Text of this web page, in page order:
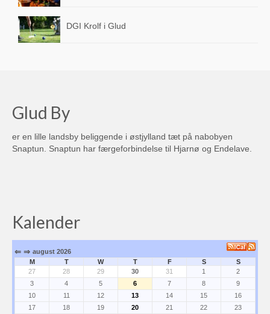
Renovation
Avisindsamling
Byggegrunde
Hjertestarter i området
Sejlplan til Hjarnø
Sejlplan til Endelave
Arkiv
Kalender
DGI Krolf i Glud
Glud By
er en lille landsby beliggende i østjylland tæt på nabobyen
Snaptun. Snaptun har færgeforbindelse til Hjarnø og Endelave.
Kalender
⇐ ⇒ august 2026
M
T W T F S
S
27
28 29 30 31 1
2
3
4 5 6 7 8
9
10
11 12 13 14 15
16
17
18 19 20 21 22 23